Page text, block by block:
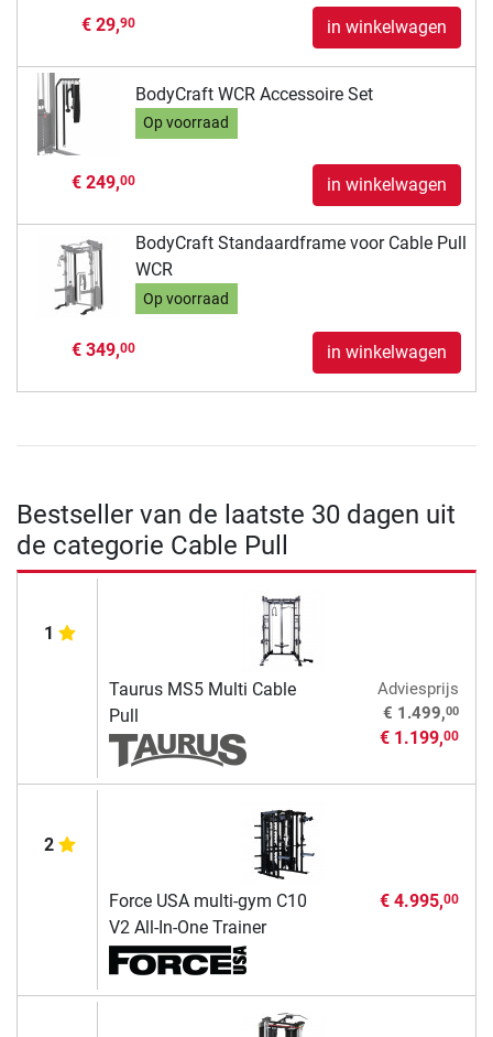
€ 29,90 in winkelwagen
BodyCraft WCR Accessoire Set
Op voorraad
€ 249,00 in winkelwagen
BodyCraft Standaardframe voor Cable Pull
WCR
Op voorraad
€ 349,00 in winkelwagen
Bestseller van de laatste 30 dagen uit
de categorie Cable Pull
1
Taurus MS5 Multi Cable
Pull
Adviesprijs
€ 1.499,00
€ 1.199,00
2
Force USA multi-gym C10
V2 All-In-One Trainer
€ 4.995,00